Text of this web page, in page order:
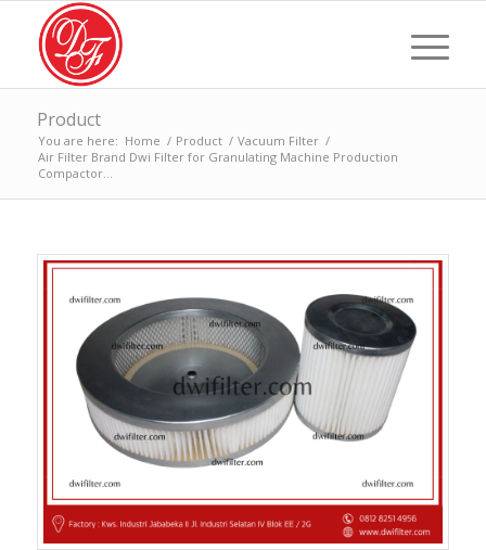
Product
You are here: Home / Product / Vacuum Filter /
Air Filter Brand Dwi Filter for Granulating Machine Production
Compactor...